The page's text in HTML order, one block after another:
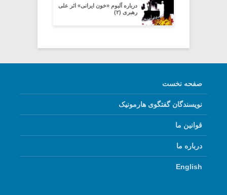
درباره آلبوم «خون ایرانی» اثر علی
رهبری (۲)
صفحه نخست
نویسندگان گفتگوی هارمونیک
قوانین ما
درباره ما
English